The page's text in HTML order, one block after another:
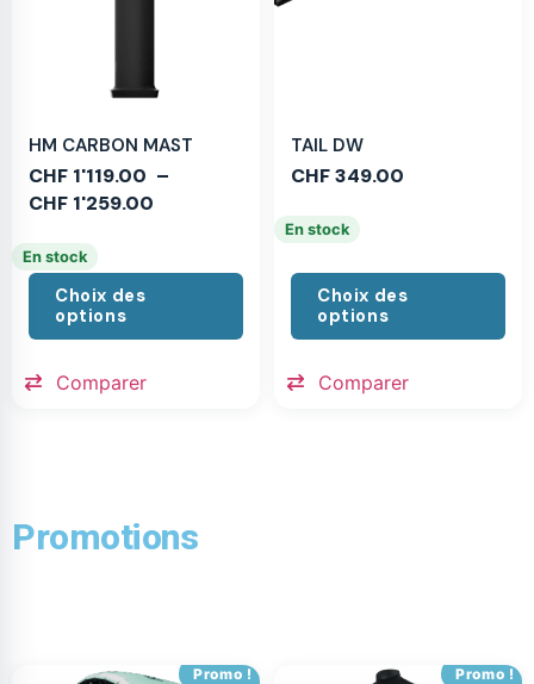
HM CARBON MAST
CHF 1'119.00 –
CHF 1'259.00
En stock
Choix des
options
Comparer
TAIL DW
CHF349.00
En stock
Choix des
options
Comparer
Promotions
Promo ! Promo !